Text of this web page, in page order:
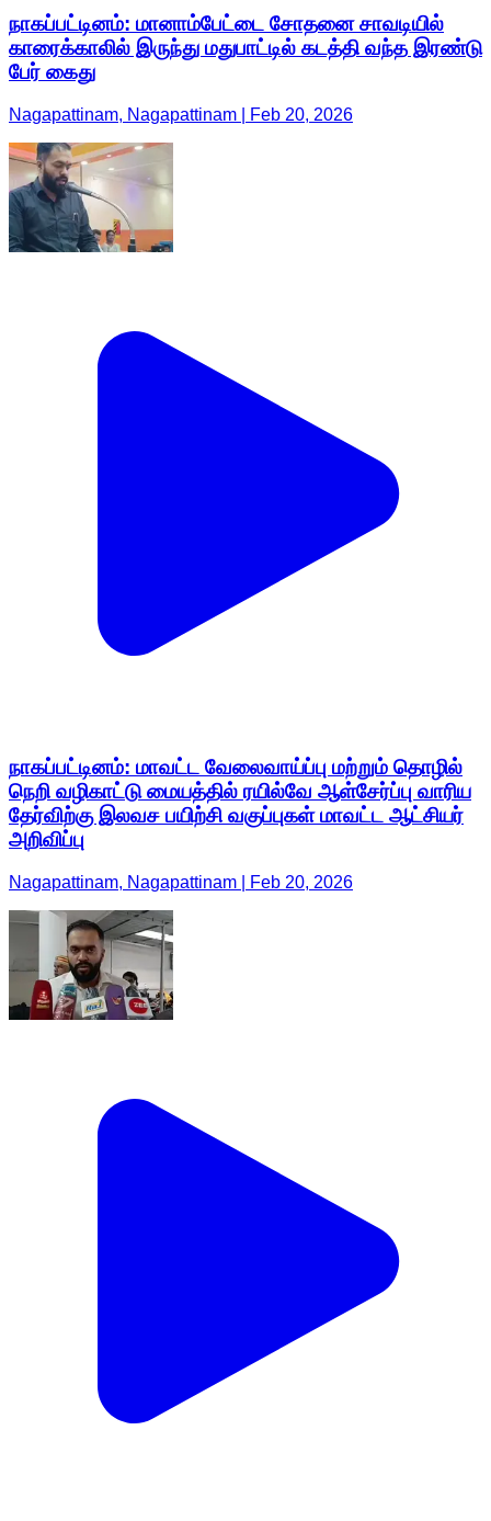
நாகப்பட்டினம்: மானாம்பேட்டை சோதனை சாவடியில்
காரைக்காலில் இருந்து மதுபாட்டில் கடத்தி வந்த இரண்டு
பேர் கைது
Nagapattinam, Nagapattinam | Feb 20, 2026
நாகப்பட்டினம்: மாவட்ட வேலைவாய்ப்பு மற்றும் தொழில்
நெறி வழிகாட்டு மையத்தில் ரயில்வே ஆள்சேர்ப்பு வாரிய
தேர்விற்கு இலவச பயிற்சி வகுப்புகள் மாவட்ட ஆட்சியர்
அறிவிப்பு
Nagapattinam, Nagapattinam | Feb 20, 2026